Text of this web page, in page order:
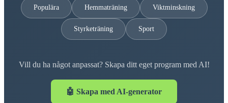
Populära Hemmaträning Viktminskning
Styrketräning Sport
Vill du ha något anpassat? Skapa ditt eget program med AI!
🤖 Skapa med AI-generator